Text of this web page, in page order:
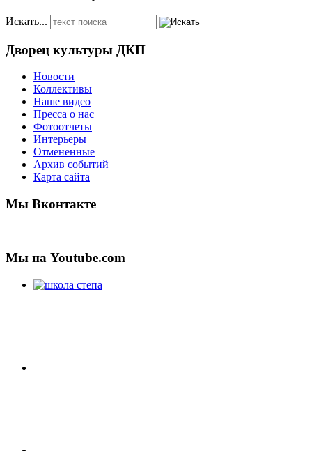
Искать...
Дворец культуры ДКП
Новости
Коллективы
Наше видео
Пресса о нас
Фотоотчеты
Интерьеры
Отмененные
Архив событий
Карта сайта
Мы Вконтакте
Мы на Youtube.com